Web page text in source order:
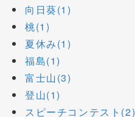
向日葵(1)
桃(1)
夏休み(1)
福島(1)
富士山(3)
登山(1)
スピーチコンテスト(2)